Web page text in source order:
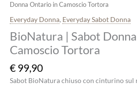
Donna Ontario in Camoscio Tortora
Everyday Donna, Everyday Sabot Donna
BioNatura | Sabot
Camoscio Tortora
€ 99,90
Sabot BioNatura chiuso con cinturino sul